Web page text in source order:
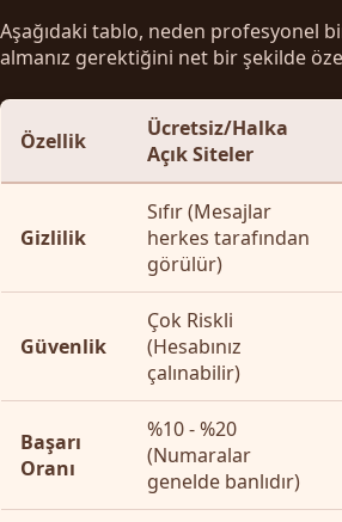
Aşağıdaki tablo, neden profesyonel
almanız gerektiğini net bir şekilde
Özellik
Ücretsiz/Halka
Açık Siteler
Gizlilik
Sıfır (Mesajlar
herkes tarafından
görülür)
Güvenlik
Çok Riskli
(Hesabınız
çalınabilir)
Başarı
Oranı
%10 - %20
(Numaralar
genelde banlıdır)